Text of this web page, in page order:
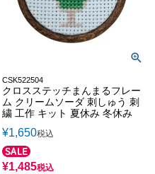
CSK522504
クロスステッチまんまるフレー
ム クリームソーダ 刺しゅう 刺
繍 工作 キット 夏休み 冬休み
¥1,650税込
¥1,485税込